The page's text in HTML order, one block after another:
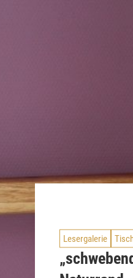
Lesergalerie